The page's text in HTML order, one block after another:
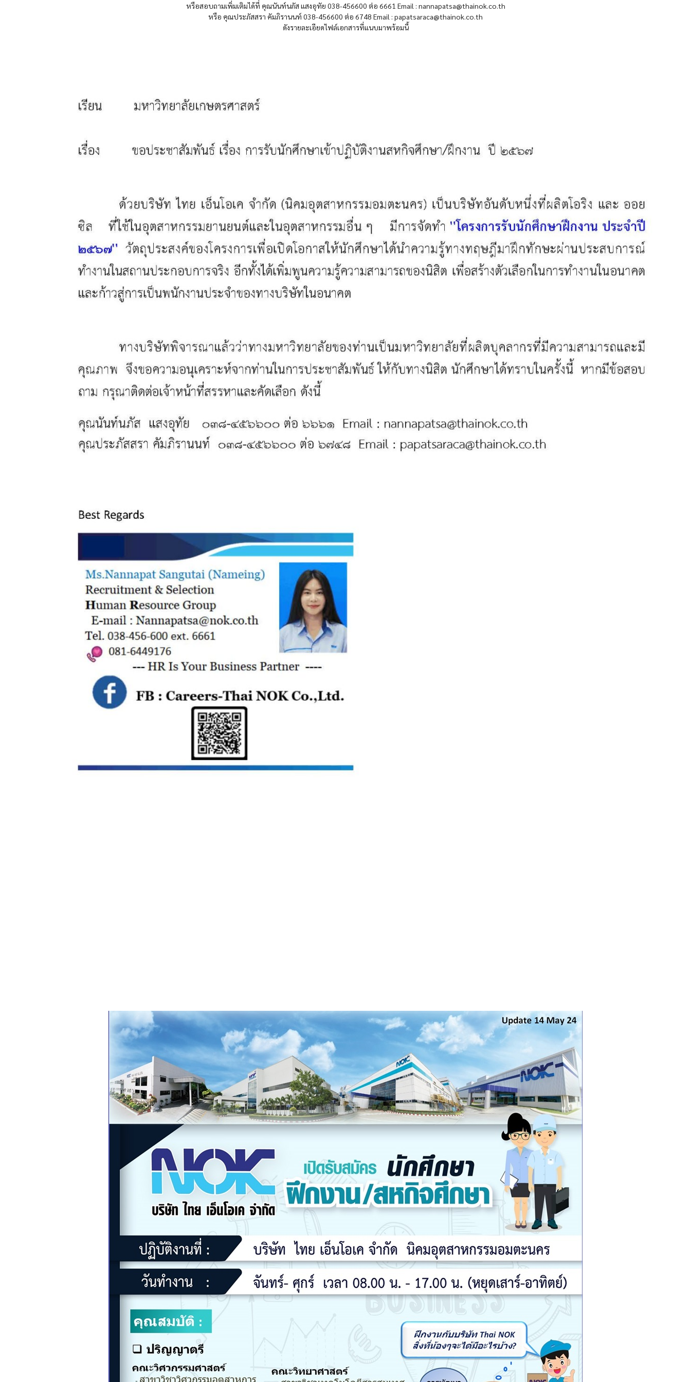
หรือสอบถามเพิ่มเติมได้ที่ คุณนันท์นภัส แสงอุทัย 038-456600 ต่อ 6661 Email : nannapatsa@thainok.co.th
หรือ คุณประภัสสรา คัมภิรานนท์ 038-456600 ต่อ 6748 Email : papatsaraca@thainok.co.th
ดังรายละเอียดไฟล์เอกสารที่แนบมาพร้อมนี้